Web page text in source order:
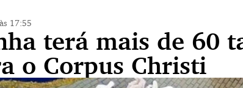
17:55
terá mais de 60
o Corpus Christi